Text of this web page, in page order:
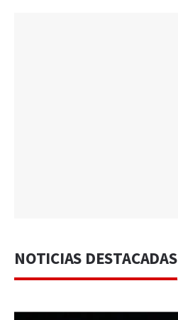
NOTICIAS DESTACADAS